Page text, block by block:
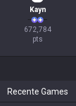
Kayn
672,784
pts
Recente Games